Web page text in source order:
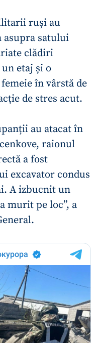
ruși au
asupra satului
clădiri
etaj și o
în vârstă de
de stres acut.
au atacat în
raionul
a fost
excavator condus
A izbucnit un
murit pe loc”, a